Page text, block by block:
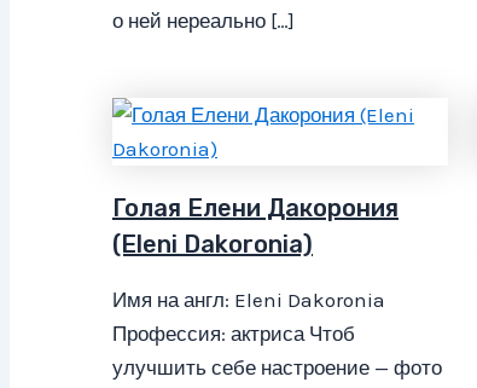
о ней нереально […]
Голая Елени Дакорония
(Eleni Dakoronia)
Имя на англ: Eleni Dakoronia
Профессия: актриса Чтоб
улучшить себе настроение — фото